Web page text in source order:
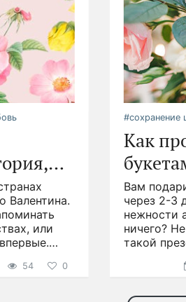
Валентина.
или
54 0
#сохранение
Как
Вам
через 2-3
нежности
ничего?
такой